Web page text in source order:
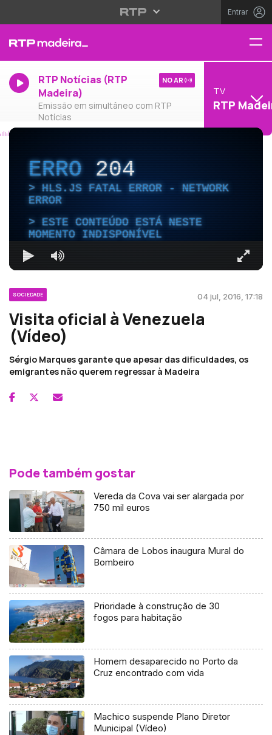
Entrar
RTP Notícias (RTP
Madeira)
Emissão em simultâneo com RTP
Notícias
NO AR
TV
RTP
ERRO204
HLS.JS FATAL ERROR - NETWORK
ERROR
ESTE CONTEÚDO ESTÁ NESTE
MOMENTO INDISPONÍVEL
SOCIEDADE 04 jul, 2016, 17:18
Visita oficial à Venezuela
(Vídeo)
Sérgio Marques garante que apesar das dificuldades, os
emigrantes não querem regressar à Madeira
Pode também gostar
Vereda da Cova vai ser alargada por
750 mil euros
Câmara de Lobos inaugura Mural do
Bombeiro
Prioridade à construção de 30
fogos para habitação
Homem desaparecido no Porto da
Cruz encontrado com vida
Machico suspende Plano Diretor
Municipal (Vídeo)